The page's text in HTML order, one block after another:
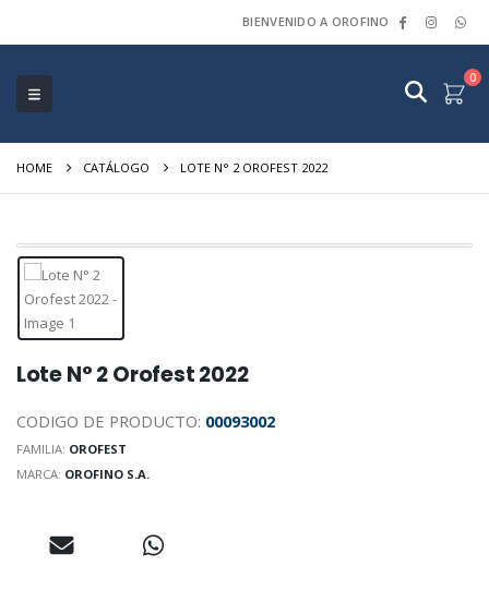
BIENVENIDO A OROFINO
0
HOME CATÁLOGO LOTE N° 2 OROFEST 2022
Lote N° 2 Orofest 2022
CODIGO DE PRODUCTO: 00093002
FAMILIA: OROFEST
MARCA: OROFINO S.A.